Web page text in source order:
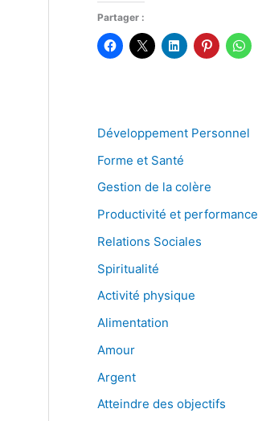
Partager :
Développement Personnel
Forme et Santé
Gestion de la colère
Productivité et performance
Relations Sociales
Spiritualité
Activité physique
Alimentation
Amour
Argent
Atteindre des objectifs